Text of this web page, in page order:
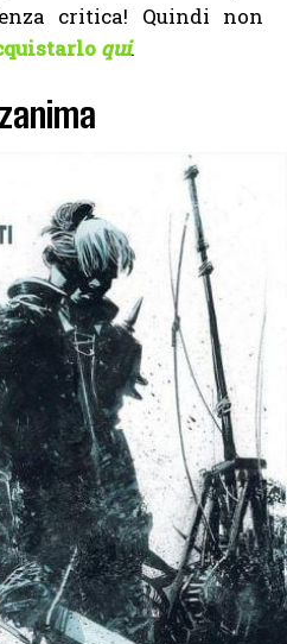
critica! Quindi non
qui.